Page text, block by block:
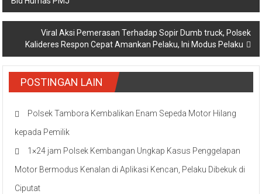
Viral Aksi Pemerasan Terhadap Sopir Dumb truck, Polsek
Kalideres Respon Cepat Amankan Pelaku, Ini Modus Pelaku
POSTINGAN LAIN
Polsek Tambora Kembalikan Enam Sepeda Motor Hilang
kepada Pemilik
1×24 jam Polsek Kembangan Ungkap Kasus Penggelapan
Motor Bermodus Kenalan di Aplikasi Kencan, Pelaku Dibekuk di
Ciputat